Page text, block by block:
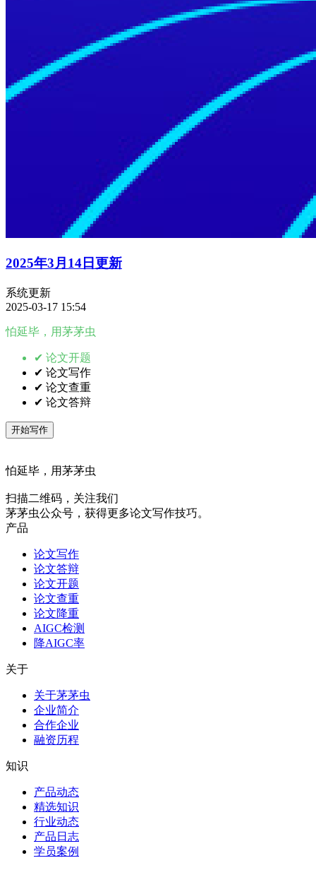
2025年3月14日更新
系统更新
2025-03-17 15:54
怕延毕，用茅茅虫
✔ 论文开题
✔ 论文写作
✔ 论文查重
✔ 论文答辩
开始写作
怕延毕，用茅茅虫
扫描二维码，关注我们
茅茅虫公众号，获得更多论文写作技巧。
产品
论文写作
论文答辩
论文开题
论文查重
论文降重
AIGC检测
降AIGC率
关于
关于茅茅虫
企业简介
合作企业
融资历程
知识
产品动态
精选知识
行业动态
产品日志
学员案例